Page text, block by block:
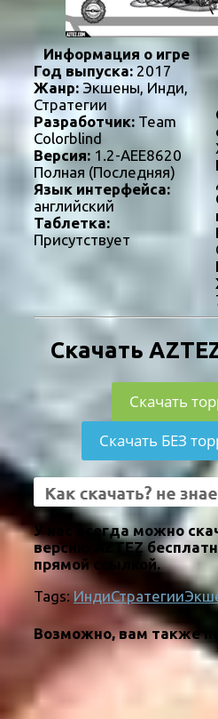
Информация о игре
Год выпуска: 2017
Жанр:Экшены, Инди,
Стратегии
Разработчик: Team
Colorblind
Версия: 1.2-AEE8620
Полная (Последняя)
Язык интерфейса:
английский
Таблетка:
Присутствует
Скачать
Скачать
Скачать БЕЗ
У нас всегда можно
версию AZTEZ
прямой ссылкой.
Tags: ИндиСтратегии
Возможно, вам также